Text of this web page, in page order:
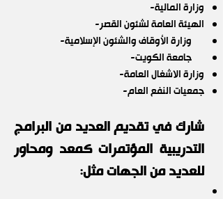
وزارة المالية-
الهيئة العامة لشئون القصر-
وزارة الأوقاف والشئون الإسلامية-
جامعة الكويت-
وزارة الاشغال العامة-
جمعيات النفع العام-
شارك في تقديم العديد من البرامج
التدريبية المؤتمرات كمعد ومحاور
للعديد من الجهات مثل: